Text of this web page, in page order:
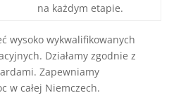
na każdym etapie.
wysoko wykwalifikowanych
Działamy zgodnie z
Zapewniamy
w całej Niemczech.